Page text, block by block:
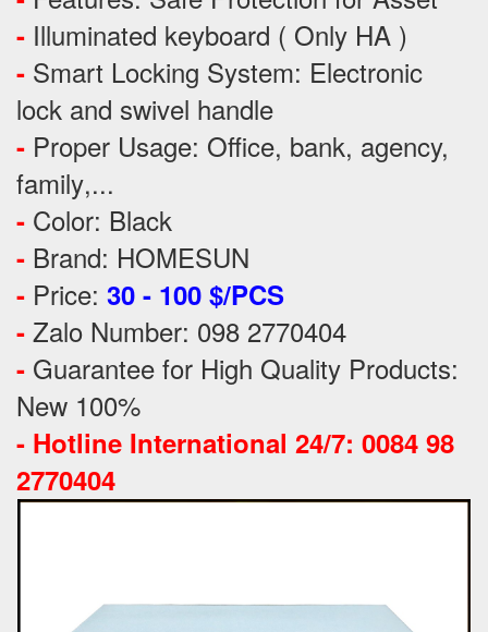
- Illuminated keyboard ( Only HA )
- Smart Locking System: Electronic
lock and swivel handle
- Proper Usage: Office, bank, agency,
family,...
- Color: Black
- Brand: HOMESUN
- Price: 30 - 100 $/PCS
- Zalo Number: 098 2770404
- Guarantee for High Quality Products:
New 100%
- Hotline International 24/7: 0084 98
2770404